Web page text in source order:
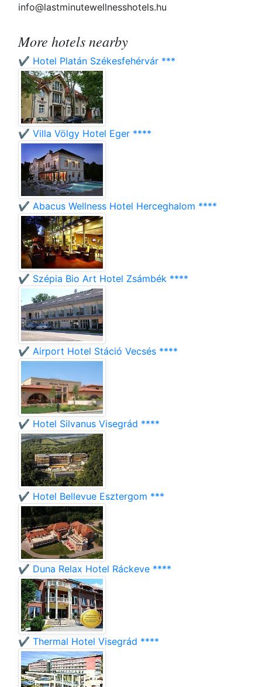
info@lastminutewellnesshotels.hu
More hotels nearby
✔️ Hotel Platán Székesfehérvár ***
✔️ Villa Völgy Hotel Eger ****
✔️ Abacus Wellness Hotel Herceghalom ****
✔️ Szépia Bio Art Hotel Zsámbék ****
✔️ Airport Hotel Stáció Vecsés ****
✔️ Hotel Silvanus Visegrád ****
✔️ Hotel Bellevue Esztergom ***
✔️ Duna Relax Hotel Ráckeve ****
✔️ Thermal Hotel Visegrád ****